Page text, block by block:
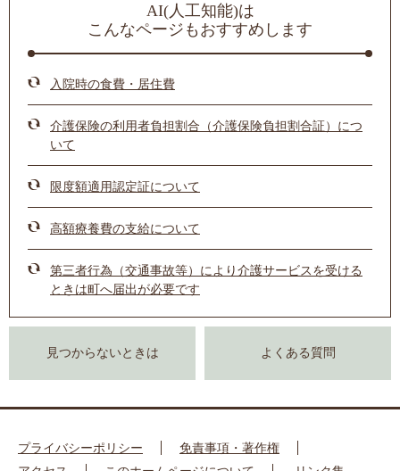
AI(人工知能)は
こんなページもおすすめします
入院時の食費・居住費
介護保険の利用者負担割合（介護保険負担割合証）につ
いて
限度額適用認定証について
高額療養費の支給について
第三者行為（交通事故等）により介護サービスを受ける
ときは町へ届出が必要です
見つからないときは よくある質問
プライバシーポリシー
免責事項・著作権